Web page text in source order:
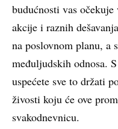
budućnosti vas
akcije i raznih
na poslovnom planu, a
međuljudskih odnosa.
uspećete sve to držati
živosti koju će ove
svakodnevnicu.